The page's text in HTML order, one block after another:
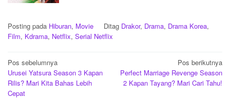
Posting pada Hiburan, Movie Ditag Drakor, Drama, Drama Korea,
Film, Kdrama, Netflix, Serial Netflix
Navigasi
pos
Pos sebelumnya
Urusei Yatsura Season 3 Kapan
Rilis? Mari Kita Bahas Lebih
Cepat
Pos berikutnya
Perfect Marriage Revenge Season
2 Kapan Tayang? Mari Cari Tahu!